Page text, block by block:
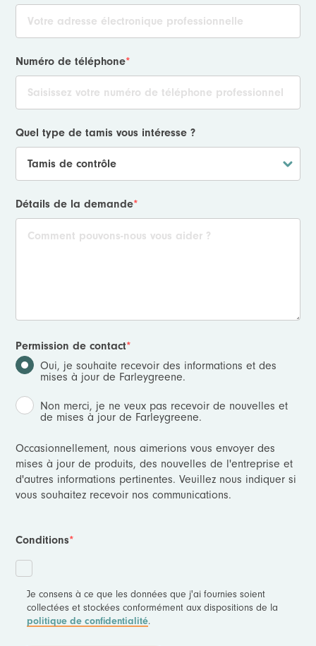
Numéro de téléphone*
Quel type de tamis vous intéresse ?
Détails de la demande*
Permission de contact*
Oui, je souhaite recevoir des informations et des
mises à jour de Farleygreene.
Non merci, je ne veux pas recevoir de nouvelles et
de mises à jour de Farleygreene.
Occasionnellement, nous aimerions vous envoyer des
mises à jour de produits, des nouvelles de l'entreprise et
d'autres informations pertinentes. Veuillez nous indiquer si
vous souhaitez recevoir nos communications.
Conditions*
Je consens à ce que les données que j'ai fournies soient
collectées et stockées conformément aux dispositions de la
politique de confidentialité.